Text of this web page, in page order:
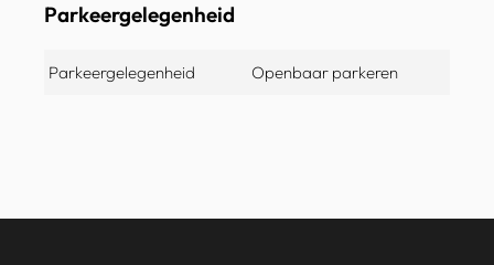
Parkeergelegenheid
Parkeergelegenheid Openbaar parkeren